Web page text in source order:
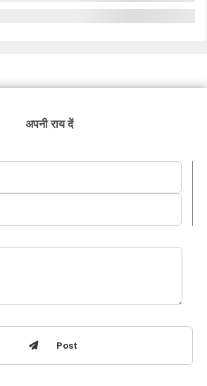
अपनी राय दें
Post